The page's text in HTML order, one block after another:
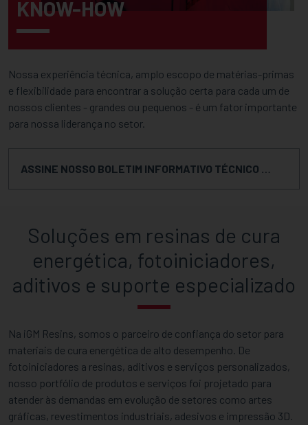
KNOW-HOW
Nossa experiência técnica, amplo escopo de matérias-primas
e flexibilidade para encontrar a solução certa para cada um de
nossos clientes - grandes ou pequenos - é um fator importante
para nossa liderança no setor.
ASSINE NOSSO BOLETIM INFORMATIVO TÉCNICO
Soluções em resinas de cura
energética, fotoiniciadores,
aditivos e suporte especializado
Na iGM Resins, somos o parceiro de confiança do setor para
materiais de cura energética de alto desempenho. De
fotoiniciadores a resinas, aditivos e serviços personalizados,
nosso portfólio de produtos e serviços foi projetado para
atender às demandas em evolução de setores como artes
gráficas, revestimentos industriais, adesivos e impressão 3D.